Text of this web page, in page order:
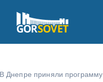
В Днепре приняли программу